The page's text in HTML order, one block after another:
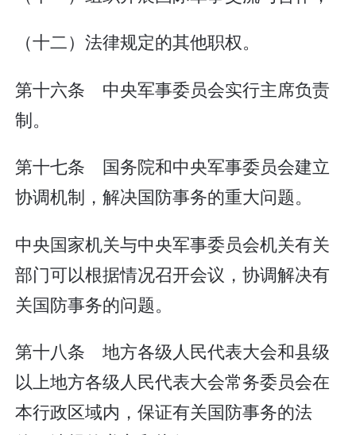
（十二）法律规定的其他职权。
第十六条 中央军事委员会实行主席负责
制。
第十七条 国务院和中央军事委员会建立
协调机制，解决国防事务的重大问题。
中央国家机关与中央军事委员会机关有关
部门可以根据情况召开会议，协调解决有
关国防事务的问题。
第十八条 地方各级人民代表大会和县级
以上地方各级人民代表大会常务委员会在
本行政区域内，保证有关国防事务的法